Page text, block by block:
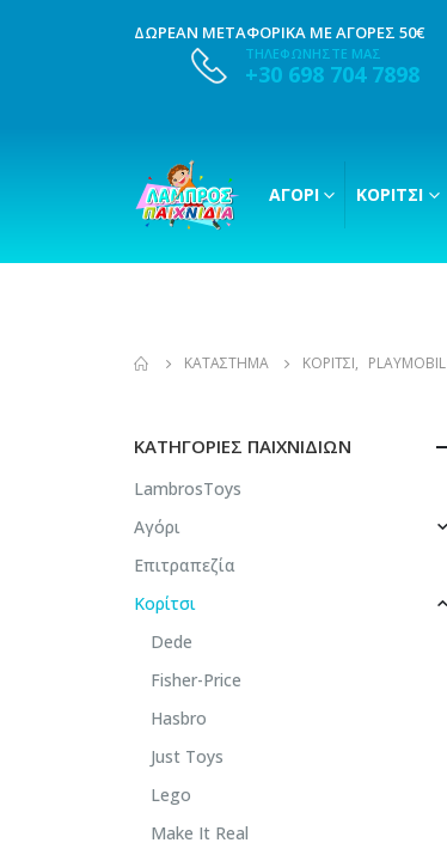
ΔΩΡΕΑΝ ΜΕΤΑΦΟΡΙΚΑ ΜΕ ΑΓΟΡΕΣ 50€
ΤΗΛΕΦΩΝΗΣΤΕ ΜΑΣ
+30 698 704 7898
ΑΓΌΡΙ ΚΟΡΊΤΣΙ
ΚΑΤΆΣΤΗΜΑ ΚΟΡΊΤΣΙ, PLAYMOBIL
ΚΑΤΗΓΟΡΊΕΣ ΠΑΙΧΝΙΔΙΏΝ
LambrosToys
Αγόρι
Επιτραπεζία
Κορίτσι
Dede
Fisher-Price
Hasbro
Just Toys
Lego
Make It Real